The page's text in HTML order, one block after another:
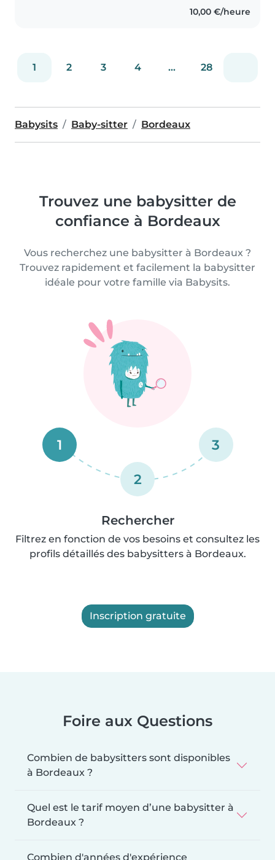
10,00 €/heure
1 2 3 4 ... 28
Babysits Baby-sitter Bordeaux
Trouvez une babysitter de
confiance à Bordeaux
Vous recherchez une babysitter à Bordeaux ?
Trouvez rapidement et facilement la babysitter
idéale pour votre famille via Babysits.
1
2
3
Rechercher
Filtrez en fonction de vos besoins et consultez les
profils détaillés des babysitters à Bordeaux.
Inscription gratuite
Foire aux Questions
Combien de babysitters sont disponibles
à Bordeaux ?
Quel est le tarif moyen d’une babysitter à
Bordeaux ?
Combien d'années d'expérience